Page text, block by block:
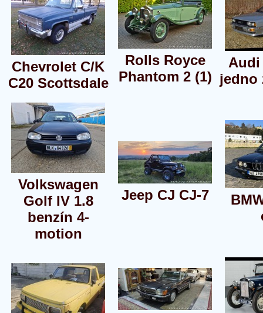
Chevrolet C/K
C20 Scottsdale
Rolls Royce
Phantom 2 (1) jedno
Volkswagen
Golf IV 1.8
benzín 4-
motion
Jeep CJ CJ-7